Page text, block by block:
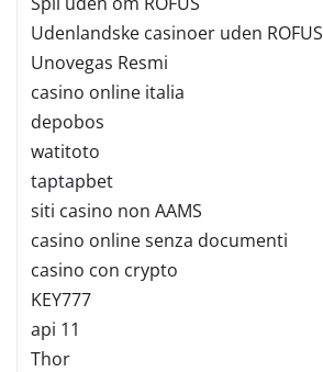
Udenlandske casinoer uden ROFUS
Unovegas Resmi
casino online italia
depobos
watitoto
taptapbet
siti casino non AAMS
casino online senza documenti
casino con crypto
KEY777
api 11
Thor